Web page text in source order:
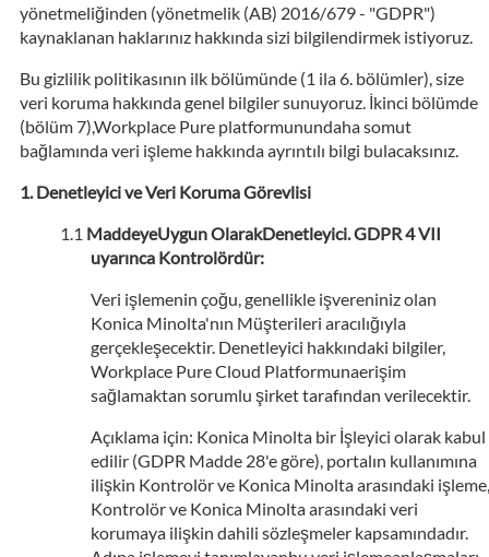
yönetmeliğinden (yönetmelik (AB) 2016/679 - "GDPR")
kaynaklanan haklarınız hakkında sizi bilgilendirmek istiyoruz.
Bu gizlilik politikasının ilk bölümünde (1 ila 6. bölümler), size
veri koruma hakkında genel bilgiler sunuyoruz. İkinci bölümde
(bölüm 7),Workplace Pure platformunundaha somut
bağlamında veri işleme hakkında ayrıntılı bilgi bulacaksınız.
Denetleyici ve Veri Koruma Görevlisi
MaddeyeUygun OlarakDenetleyici. GDPR 4 VII
uyarınca Kontrolördür:
Veri işlemenin çoğu, genellikle işvereniniz olan
Konica Minolta'nın Müşterileri aracılığıyla
gerçekleşecektir. Denetleyici hakkındaki bilgiler,
Workplace Pure Cloud Platformunaerişim
sağlamaktan sorumlu şirket tarafından verilecektir.
Açıklama için: Konica Minolta bir İşleyici olarak kabul
edilir (GDPR Madde 28'e göre), portalın kullanımına
ilişkin Kontrolör ve Konica Minolta arasındaki işleme,
Kontrolör ve Konica Minolta arasındaki veri
korumaya ilişkin dahili sözleşmeler kapsamındadır.